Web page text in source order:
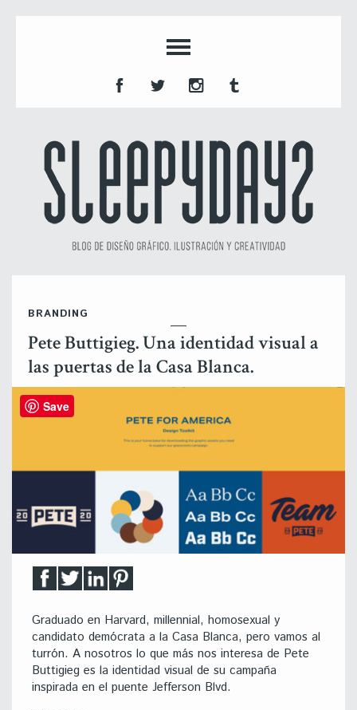
BRANDING
Pete Buttigieg. Una identidad visual a
las puertas de la Casa Blanca.
Graduado en Harvard, millennial, homosexual y
candidato demócrata a la Casa Blanca, pero vamos al
turrón. A nosotros lo que más nos interesa de Pete
Buttigieg es la identidad visual de su campaña
inspirada en el puente Jefferson Blvd.
Save